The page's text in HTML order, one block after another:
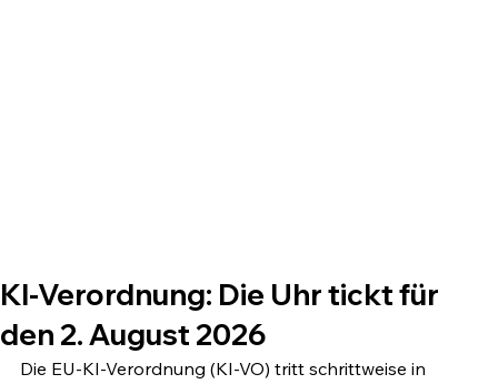
KI-Verordnung: Die Uhr tickt für
den 2. August 2026
Die EU-KI-Verordnung (KI-VO) tritt schrittweise in